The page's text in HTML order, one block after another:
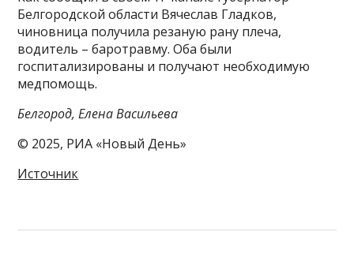
Белгородской области Вячеслав Гладков,
чиновница получила резаную рану плеча,
водитель – баротравму. Оба были
госпитализированы и получают необходимую
медпомощь.
Белгород, Елена Васильева
© 2025, РИА «Новый День»
Источник